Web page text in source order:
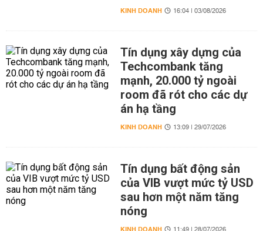
KINH DOANH 16:04 | 03/08/2026
Tín dụng xây dựng của
Techcombank tăng
mạnh, 20.000 tỷ ngoài
room đã rót cho các dự
án hạ tầng
KINH DOANH 13:09 | 29/07/2026
Tín dụng bất động sản
của VIB vượt mức tỷ USD
sau hơn một năm tăng
nóng